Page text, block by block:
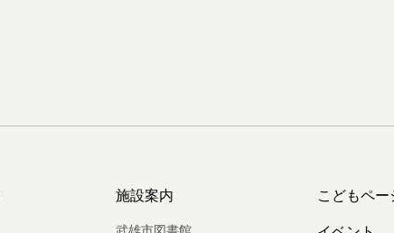
施設案内
武雄市図書館
こどもペー